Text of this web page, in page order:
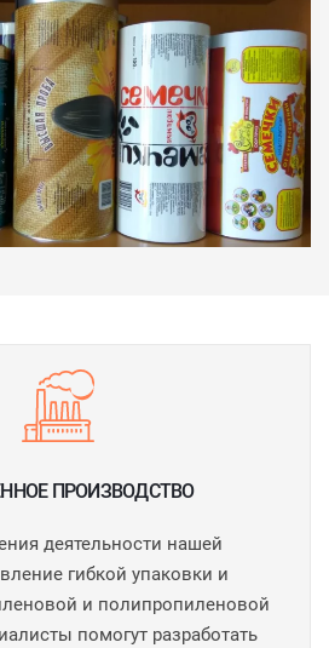
ПРОИЗВОДСТВО
деятельности нашей
гибкой упаковки и
и полипропиленовой
помогут разработать